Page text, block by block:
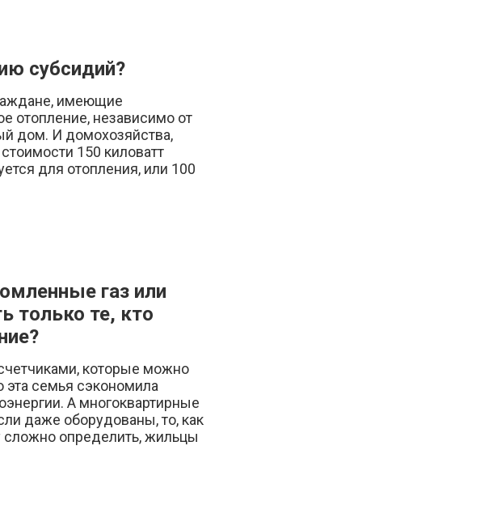
субсидий?
имеющие
отопление, независимо от
дом. И домохозяйства,
150 киловатт
для отопления, или 100
газ или
только те, кто
которые можно
эта семья сэкономила
А многоквартирные
даже оборудованы, то, как
сложно определить, жильцы